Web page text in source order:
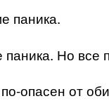
паника.
Но все
опасен от